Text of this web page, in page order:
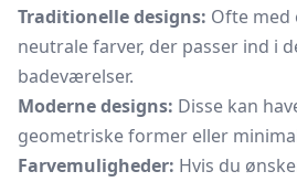
Traditionelle designs: Ofte med
neutrale farver, der passer ind i
badeværelser.
Moderne designs: Disse kan
geometriske former eller
Farvemuligheder: Hvis du